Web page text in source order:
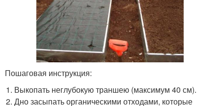
Пошаговая инструкция:
Выкопать неглубокую траншею (максимум 40 см).
Дно засыпать органическими отходами, которые